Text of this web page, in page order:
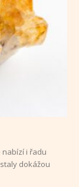
i řadu
dokážou